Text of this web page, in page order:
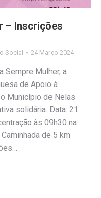
– Inscrições
Social 24 Março 2024
Sempre Mulher, a
de Apoio à
Município de Nelas
solidária. Data: 21
às 09h30 na
de 5 km